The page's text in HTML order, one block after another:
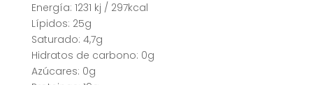
Energía: 1231 kj / 297kcal
Lípidos: 25g
Saturado: 4,7g
Hidratos de carbono: 0g
Azúcares: 0g